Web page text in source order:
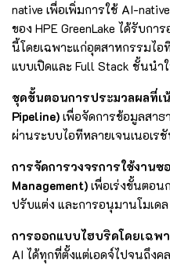
native เพื่อเพิ่มการใช้ AI-
ของ HPE GreenLake ได้รับก
นี้โดยเฉพาะแก่อุตสาหกรรมไ
แบบเปิดและ Full Stack ชั้นน
ชุดขั้นตอนการประมวลผลที่
Pipeline) เพื่อจัดการข้อมูลสา
ผ่านระบบไอทีหลายเจนเนอเร
การจัดการวงจรการใช้งานซ
Management) เพื่อเร่งขั้นตอ
ปรับแต่ง และการอนุมานโมเด
การออกแบบไฮบริดโดยเฉพา
AI ได้ทุกที่ตั้งแต่เอดจ์ไปจนถึง